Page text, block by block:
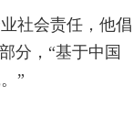
社会责任，他倡
分，“基于中国
”